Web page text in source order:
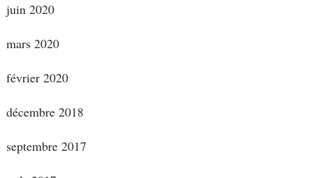
juin 2020
mars 2020
février 2020
décembre 2018
septembre 2017